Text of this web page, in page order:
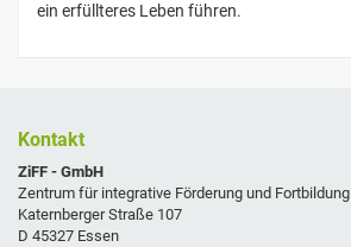
ein erfüllteres Leben führen.
Kontakt
ZiFF - GmbH
Zentrum für integrative Förderung und Fortbildung
Katernberger Straße 107
D 45327 Essen